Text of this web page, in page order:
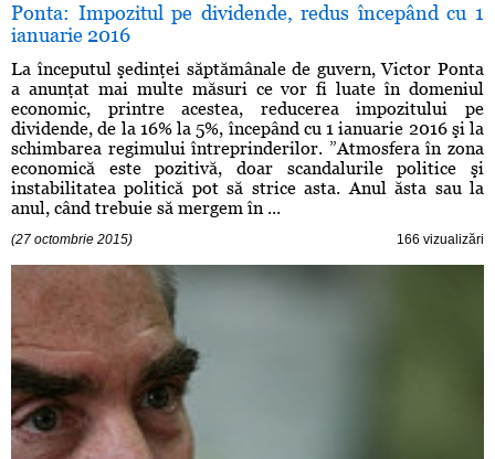
Ponta: Impozitul pe dividende, redus începând cu 1
ianuarie 2016
La începutul şedinţei săptămânale de guvern, Victor Ponta
a anunţat mai multe măsuri ce vor fi luate în domeniul
economic, printre acestea, reducerea impozitului pe
dividende, de la 16% la 5%, începând cu 1 ianuarie 2016 şi la
schimbarea regimului întreprinderilor. ”Atmosfera în zona
economică este pozitivă, doar scandalurile politice şi
instabilitatea politică pot să strice asta. Anul ăsta sau la
anul, când trebuie să mergem în ...
(27 octombrie 2015) 166 vizualizări